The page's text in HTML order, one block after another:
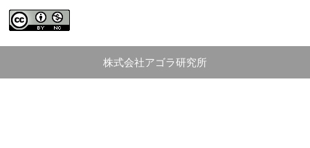
株式会社アゴラ研究所